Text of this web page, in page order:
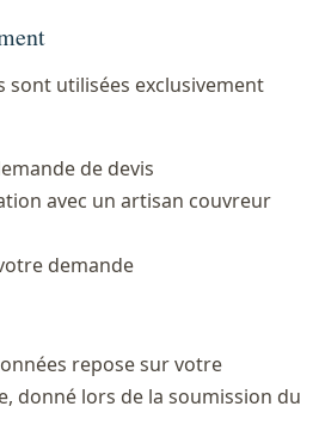
sont utilisées exclusivement
de devis
avec un artisan couvreur
demande
repose sur votre
donné lors de la soumission du